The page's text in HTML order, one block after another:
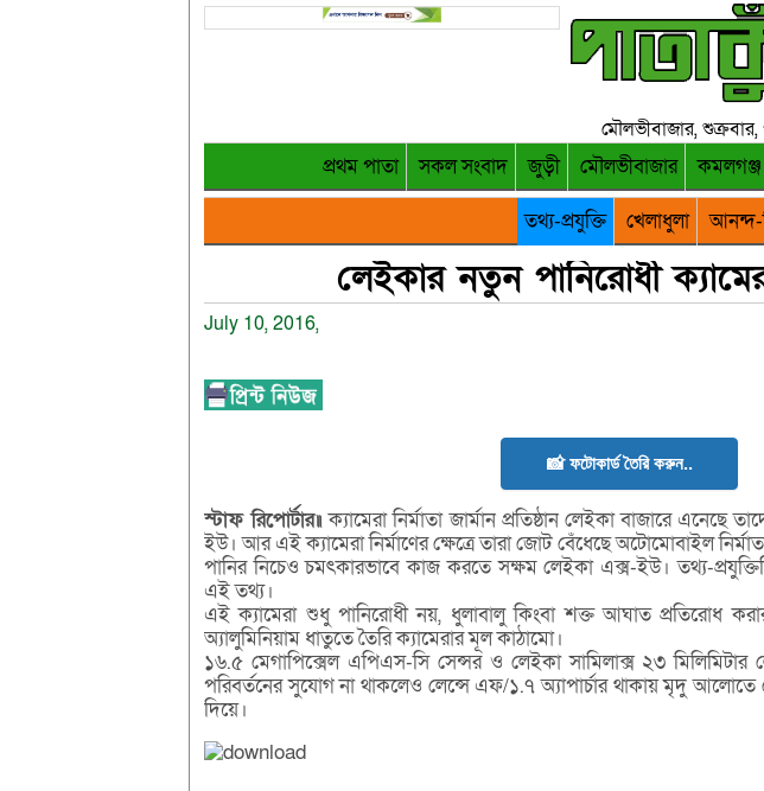
মৌলভীবাজার,
প্রথম পাতা সকল সংবাদ জুড়ী মৌলভীবাজার কমলগঞ্জ
তথ্য-প্রযুক্তি
খেলাধুলা আনন্দ-
লেইকার নতুন পানিরোধী
July 10, 2016,
📸 ফটোকার্ড তৈরি করুন..
স্টাফ রিপোর্টার॥ক্যামেরা নির্মাতা জার্মান প্রতিষ্ঠান লেইকা বাজারে এনেছে
ইউ। আর এই ক্যামেরা নির্মাণের ক্ষেত্রে তারা জোট বেঁধেছে অটোমোবাইল
পানির নিচেও চমৎকারভাবে কাজ করতে সক্ষম লেইকা এক্স-ইউ। তথ্য-
এই তথ্য।
এই ক্যামেরা শুধু পানিরোধী নয়, ধুলাবালু কিংবা শক্ত আঘাত প্রতিরোধ
অ্যালুমিনিয়াম ধাতুতে তৈরি ক্যামেরার মূল কাঠামো।
১৬.৫ মেগাপিক্সেল এপিএস-সি সেন্সর ও লেইকা সামিলাক্স ২৩
পরিবর্তনের সুযোগ না থাকলেও লেন্সে এফ/১.৭ অ্যাপার্চার থাকায় মৃদু আলোতে
দিয়ে।